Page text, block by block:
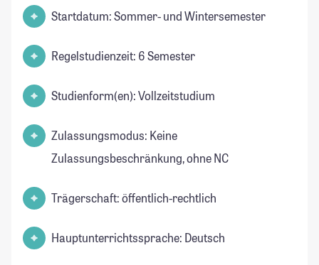
Startdatum: Sommer- und Wintersemester
Regelstudienzeit: 6 Semester
Studienform(en): Vollzeitstudium
Zulassungsmodus: Keine
Zulassungsbeschränkung, ohne NC
Trägerschaft: öffentlich-rechtlich
Hauptunterrichtssprache: Deutsch